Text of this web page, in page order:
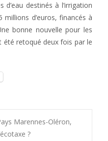
destinés à l’irrigation
d’euros, financés à
bonne nouvelle pour les
retoqué deux fois par le
Marennes-Oléron,
?